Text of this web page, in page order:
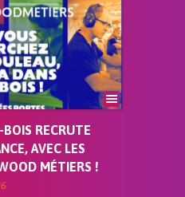
BOIS RECRUTE
AVEC LES
MÉTIERS !